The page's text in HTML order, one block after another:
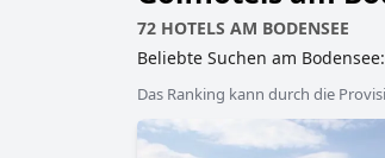
72 HOTELS AM BODENSEE
Beliebte Suchen am Bodensee:
erwachsenenhotels,golfhotels
hotels mit hundespielwiese.
Das Ranking kann durch die